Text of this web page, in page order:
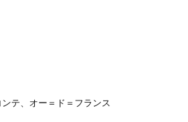
テ、オー＝ド＝フランス